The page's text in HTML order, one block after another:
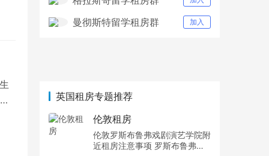
曼彻斯特留学租房群 加入
英国租房专题推荐
伦敦租房
伦敦罗斯布鲁弗戏剧演艺学院附
近租房注意事项 罗斯布鲁弗戏